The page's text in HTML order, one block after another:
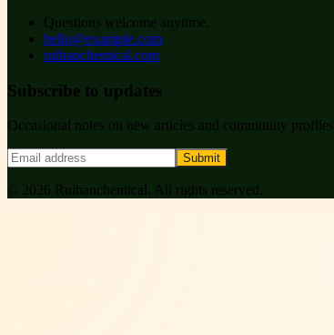
Questions welcome anytime.
hello@example.com
ruihanchemical.com
Subscribe to updates
Occasional notes on new articles and community profiles.
Submit
© 2026 Ruihanchemical . All rights reserved.